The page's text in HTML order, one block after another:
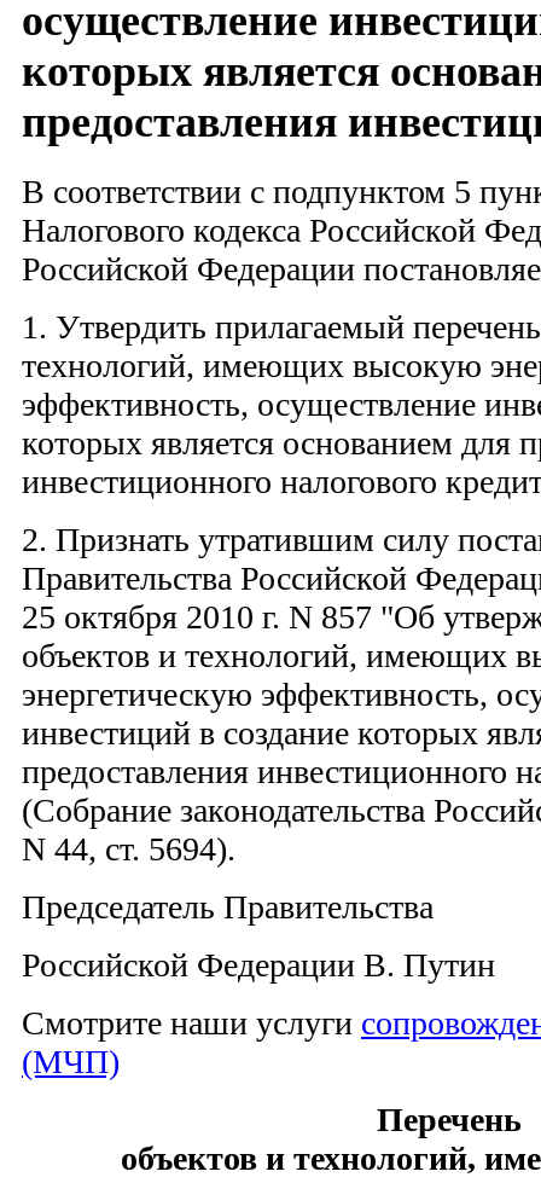
осуществление
которых является
предоставления
В соответствии с подпунктом 5
Налогового кодекса Российской
Российской Федерации
1. Утвердить прилагаемый
технологий, имеющих высокую
эффективность, осуществление
которых является основанием для
инвестиционного налогового
2. Признать утратившим силу
Правительства Российской
25 октября 2010 г. N 857 "Об
объектов и технологий, имеющих
энергетическую эффективность,
инвестиций в создание которых
предоставления инвестиционного
(Собрание законодательства
N 44, ст. 5694).
Председатель Правительства
Российской Федерации В. Путин
Смотрите наши услуги
(МЧП)
Перечень
объектов и технологий,